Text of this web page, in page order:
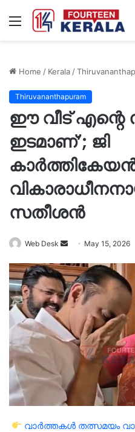
Menu
Home / Kerala/
Thiruvananthapuram
ഈ വീട് എന്റെ
ഇടമാണ്’; ജി
സതീശൻ
Web Desk
Send
email
May 15, 2026
വാർത്തകൾ തത്സമയം